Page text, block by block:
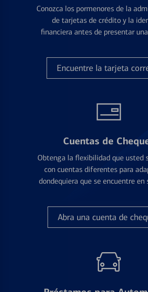
Conozca los pormenores de la
de tarjetas de crédito y la
financiera antes de presentar
Encuentre la tarjeta
Cuentas de
Obtenga la flexibilidad que usted
con cuentas diferentes para
dondequiera que se encuentre en
Abra una cuenta de